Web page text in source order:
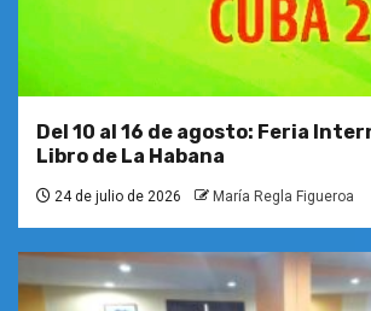
Del 10 al 16 de agosto: Feria
Libro de La Habana
24 de julio de 2026 María Regla Figueroa